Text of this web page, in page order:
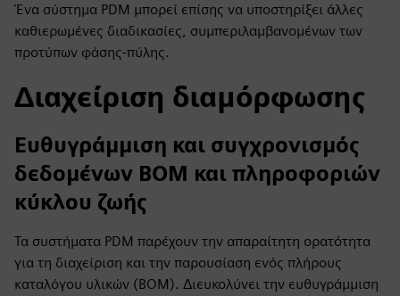
Ένα σύστημα PDM μπορεί επίσης να υποστηρίξει άλλες
καθιερωμένες διαδικασίες, συμπεριλαμβανομένων των
προτύπων φάσης-πύλης.
Διαχείριση διαμόρφωσης
Ευθυγράμμιση και συγχρονισμός
δεδομένων BOM και πληροφοριών
κύκλου ζωής
Τα συστήματα PDM παρέχουν την απαραίτητη ορατότητα
για τη διαχείριση και την παρουσίαση ενός πλήρους
καταλόγου υλικών (BOM). Διευκολύνει την ευθυγράμμιση